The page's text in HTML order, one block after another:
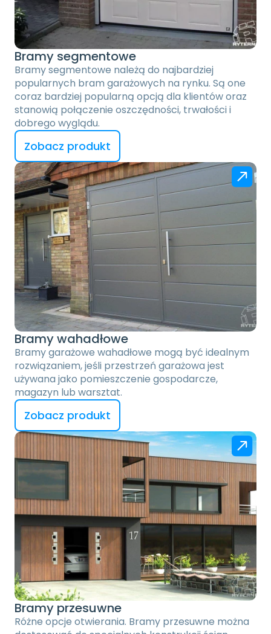
Bramy segmentowe
Bramy segmentowe należą do najbardziej
popularnych bram garażowych na rynku. Są one
coraz bardziej popularną opcją dla klientów oraz
stanowią połączenie oszczędności, trwałości i
dobrego wyglądu.
Zobacz produkt
Bramy wahadłowe
Bramy garażowe wahadłowe mogą być idealnym
rozwiązaniem, jeśli przestrzeń garażowa jest
używana jako pomieszczenie gospodarcze,
magazyn lub warsztat.
Zobacz produkt
Bramy przesuwne
Różne opcje otwierania. Bramy przesuwne można